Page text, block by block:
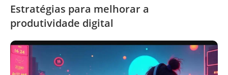
Estratégias para melhorar a
produtividade digital